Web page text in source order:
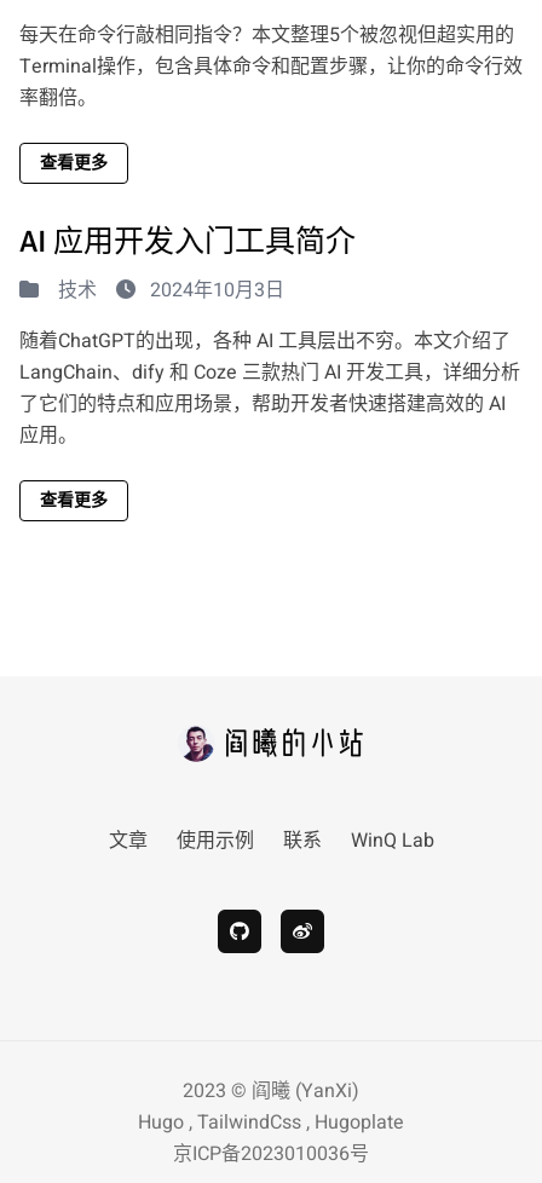
每天在命令行敲相同指令？本文整理5个被忽视但超实用的
Terminal操作，包含具体命令和配置步骤，让你的命令行效
率翻倍。
查看更多
AI 应用开发入门工具简介
技术
2024年10月3日
随着ChatGPT的出现，各种 AI 工具层出不穷。本文介绍了
LangChain、dify 和 Coze 三款热门 AI 开发工具，详细分析
了它们的特点和应用场景，帮助开发者快速搭建高效的 AI
应用。
查看更多
文章 使用示例 联系 WinQ Lab
2023 © 阎曦 (YanXi)
Hugo,TailwindCss, Hugoplate
京ICP备2023010036号